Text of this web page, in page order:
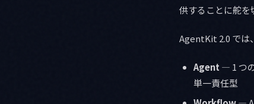
供することに舵を
AgentKit 2.0 では
Agent — 1 つ
単一責任型